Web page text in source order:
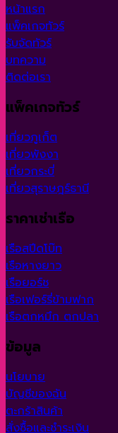
หน้าแรก
แพ็คเกจทัวร์
รับจัดทัวร์
บทความ
ติดต่อเรา
แพ็คเกจทัวร์
เที่ยวภูเก็ต
เที่ยวพังงา
เที่ยวกระบี่
เที่ยวสุราษฎร์ธานี
ราคาเช่าเรือ
เรือสปีดโบ๊ท
เรือหางยาว
เรือยอร์ช
เรือเฟอร์รี่ข้ามฟาก
เรือตกหมึก ตกปลา
ข้อมูล
นโยบาย
บัญชีของฉัน
ตะกร้าสินค้า
สั่งซื้อและชำระเงิน